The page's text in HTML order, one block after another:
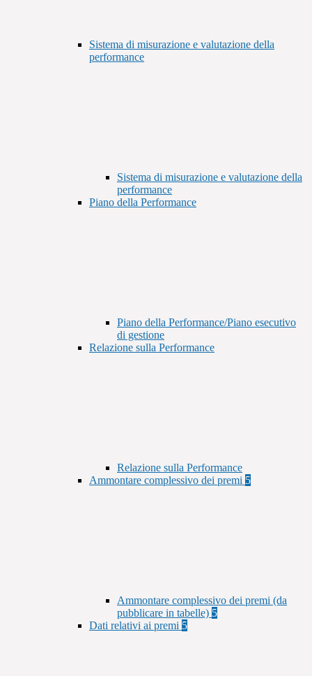
Sistema di misurazione e valutazione della
performance
Sistema di misurazione e valutazione della
performance
Piano della Performance
Piano della Performance/Piano esecutivo
di gestione
Relazione sulla Performance
Relazione sulla Performance
Ammontare complessivo dei premi 5
Ammontare complessivo dei premi (da
pubblicare in tabelle) 5
Dati relativi ai premi 5